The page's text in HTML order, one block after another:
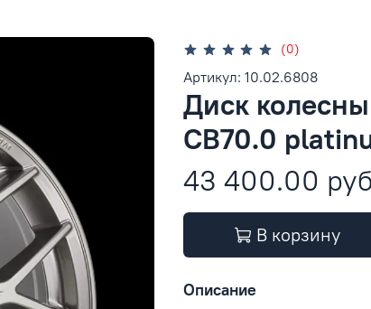
(0)
Артикул: 10.02.6808
Диск
CB70.0
43 400.00
В корзину
Описание